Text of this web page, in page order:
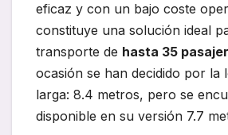
eficaz y con un bajo coste
constituye una solución ideal
transporte de hasta 35
ocasión se han decidido por la
larga: 8.4 metros, pero se
disponible en su versión 7.7